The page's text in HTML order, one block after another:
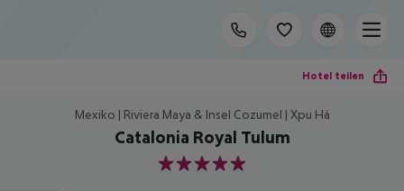
Hotel teilen
Mexiko | Riviera Maya & Insel Cozumel | Xpu Há
Catalonia Royal Tulum
5